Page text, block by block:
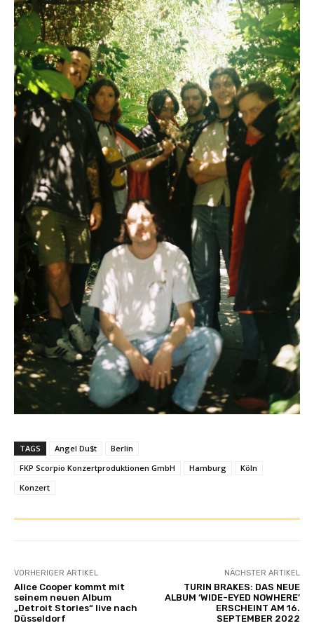
TAGS Angel Du$t
Berlin
FKP Scorpio Konzertproduktionen GmbH
Hamburg
Köln
Konzert
VORHERIGER ARTIKEL
Alice Cooper kommt mit
seinem neuen Album
„Detroit Stories“ live nach
Düsseldorf
NÄCHSTER ARTIKEL
TURIN BRAKES: DAS NEUE
ALBUM ‘WIDE-EYED NOWHERE’
ERSCHEINT AM 16.
SEPTEMBER 2022